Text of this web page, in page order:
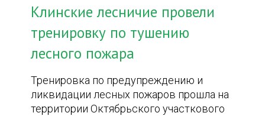
Клинские лесничие провели
тренировку по тушению
лесного пожара
Тренировка по предупреждению и
ликвидации лесных пожаров прошла на
территории Октябрьского участкового